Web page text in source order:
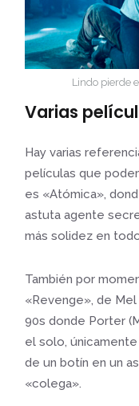
Lindo pierde
Varias
Hay varias
películas que
es «Atómica»,
astuta agente
más solidez en
También por
«Revenge», de
90s donde Porter
el solo,
de un botín en un
«colega».